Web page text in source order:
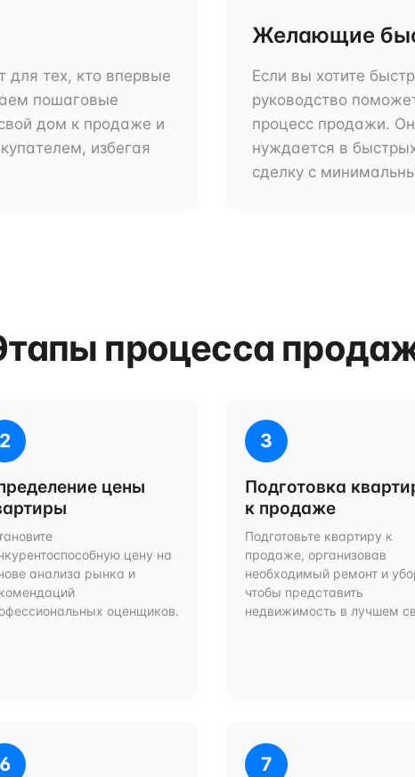
для тех, кто впервые
пошаговые
дом к продаже и
избегая
Желающие
Если вы хотите
руководство
процесс продажи.
нуждается в
сделку с
процесса
2
цены
цену на
анализа рынка и
оценщиков.
3
Подготовка
к продаже
Подготовьте квартиру к
продаже, организовав
необходимый ремонт и
чтобы представить
недвижимость в лучшем
6 7